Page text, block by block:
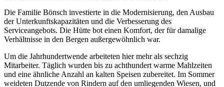
Die Familie Bönsch investierte in die Modernisierung, den Ausbau
der Unterkunftskapazitäten und die Verbesserung des
Serviceangebots. Die Hütte bot einen Komfort, der für damalige
Verhältnisse in den Bergen außergewöhnlich war.
Um die Jahrhundertwende arbeiteten hier mehr als sechzig
Mitarbeiter. Täglich wurden bis zu achthundert warme Mahlzeiten
und eine ähnliche Anzahl an kalten Speisen zubereitet. Im Sommer
weideten Dutzende von Rindern auf den umliegenden Wiesen, und